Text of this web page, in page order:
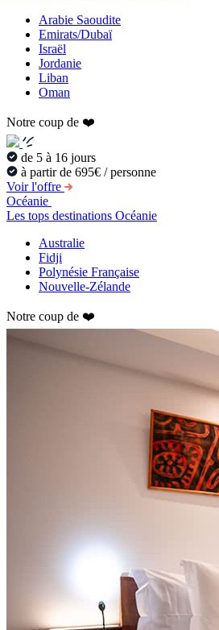
Arabie Saoudite
Emirats/Dubaï
Israël
Jordanie
Liban
Oman
Notre coup de ❤️
de 5 à 16 jours
à partir de 695€ / personne
Voir l'offre
Océanie
Les tops destinations Océanie
Australie
Fidji
Polynésie Française
Nouvelle-Zélande
Notre coup de ❤️